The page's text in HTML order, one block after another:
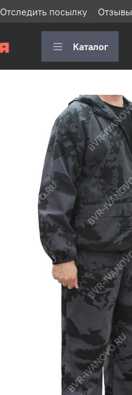
Отследить посылку Отзывы
Каталог